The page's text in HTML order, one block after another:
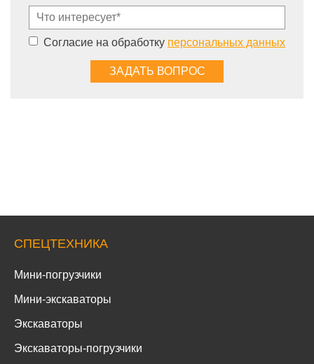
Согласие на обработку персональных данных
СПЕЦТЕХНИКА
Мини-погрузчики
Мини-экскаваторы
Экскаваторы
Экскаваторы-погрузчики